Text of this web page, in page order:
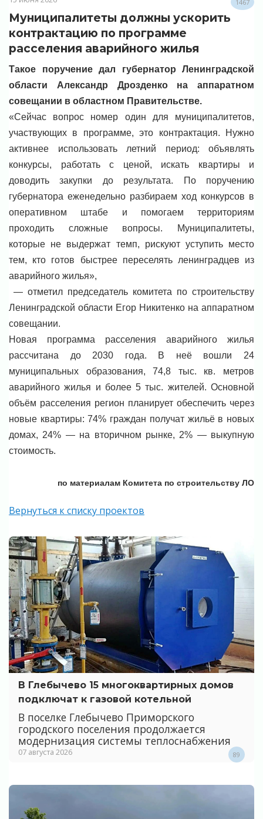
1467
Муниципалитеты должны ускорить
контрактацию по программе
расселения аварийного жилья
Такое поручение дал губернатор Ленинградской
области Александр Дрозденко на аппаратном
совещании в областном Правительстве.
«Сейчас вопрос номер один для муниципалитетов,
участвующих в программе, это контрактация. Нужно
активнее использовать летний период: объявлять
конкурсы, работать с ценой, искать квартиры и
доводить закупки до результата. По поручению
губернатора еженедельно разбираем ход конкурсов в
оперативном штабе и помогаем территориям
проходить сложные вопросы. Муниципалитеты,
которые не выдержат темп, рискуют уступить место
тем, кто готов быстрее переселять ленинградцев из
аварийного жилья»,
— отметил председатель комитета по строительству
Ленинградской области Егор Никитенко на аппаратном
совещании.
Новая программа расселения аварийного жилья
рассчитана до 2030 года. В неё вошли 24
муниципальных образования, 74,8 тыс. кв. метров
аварийного жилья и более 5 тыс. жителей. Основной
объём расселения регион планирует обеспечить через
новые квартиры: 74% граждан получат жильё в новых
домах, 24% — на вторичном рынке, 2% — выкупную
стоимость.
по материалам Комитета по строительству ЛО
Вернуться к списку проектов
В Глебычево 15 многоквартирных домов
подключат к газовой котельной
В поселке Глебычево Приморского
городского поселения продолжается
модернизация системы теплоснабжения
07 августа 2026 89